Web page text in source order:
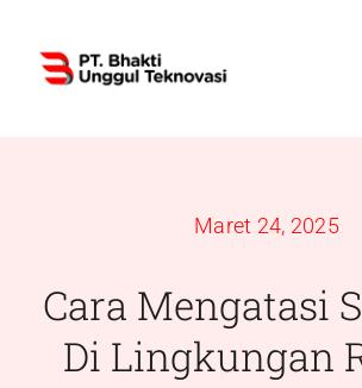
content
Maret 24, 2025
Cara Mengatasi
Di Lingkungan